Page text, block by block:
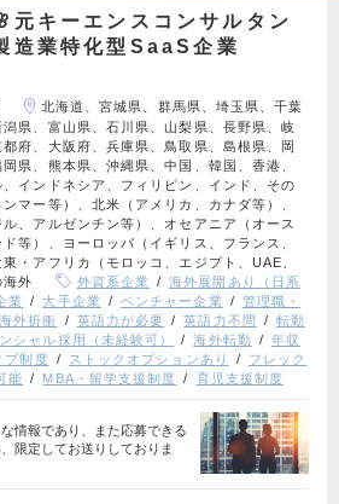
元キーエンスコンサルタン
造業特化型SaaS企業
北海道、宮城県、群馬県、埼玉県、千葉
県、富山県、石川県、山梨県、長野県、岐
府、大阪府、兵庫県、鳥取県、島根県、岡
県、熊本県、沖縄県、中国、韓国、香港、
インドネシア、フィリピン、インド、その
マー等）、北米（アメリカ、カナダ等）、
、アルゼンチン等）、オセアニア（オース
等）、ヨーロッパ（イギリス、フランス、
・アフリカ（モロッコ、エジプト、UAE、
海外
外資系企業
海外展開あり（日系
業 大手企業 ベンチャー企業
管理職・
海外折衝 英語力が必要 英語力不問
転勤
シャル採用（未経験可） 海外転勤
年収
ブ制度 ストックオプションあり
フレック
能 MBA・留学支援制度 育児支援制度
情報であり、また応募できる
限定してお送りしておりま